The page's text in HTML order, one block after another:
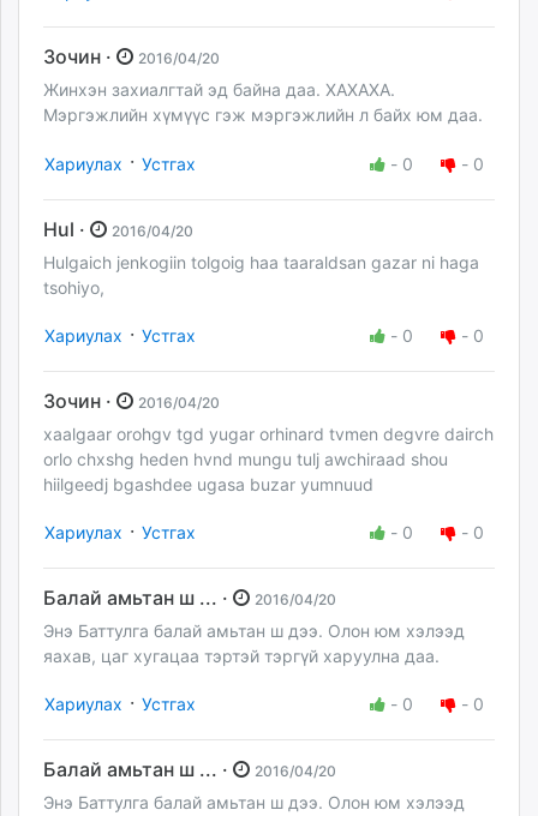
Зочин · 2016/04/20
Жинхэн захиалгтай эд байна даа. ХАХАХА.
Мэргэжлийн хүмүүс гэж мэргэжлийн л байх юм даа.
Хариулах · Устгах - 0 - 0
Hul · 2016/04/20
Hulgaich jenkogiin tolgoig haa taaraldsan gazar ni haga
tsohiyo,
Хариулах · Устгах - 0 - 0
Зочин · 2016/04/20
xaalgaar orohgv tgd yugar orhinard tvmen degvre dairch
orlo chxshg heden hvnd mungu tulj awchiraad shou
hiilgeedj bgashdee ugasa buzar yumnuud
Хариулах · Устгах - 0 - 0
Балай амьтан ш ... · 2016/04/20
Энэ Баттулга балай амьтан ш дээ. Олон юм хэлээд
яахав, цаг хугацаа тэртэй тэргүй харуулна даа.
Хариулах · Устгах - 0 - 0
Балай амьтан ш ... · 2016/04/20
Энэ Баттулга балай амьтан ш дээ. Олон юм хэлээд